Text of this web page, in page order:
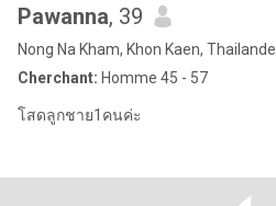
Pawanna, 39
Nong Na Kham, Khon Kaen, Thailande
Cherchant: Homme 45 - 57
โสดลูกชาย1คนค่ะ